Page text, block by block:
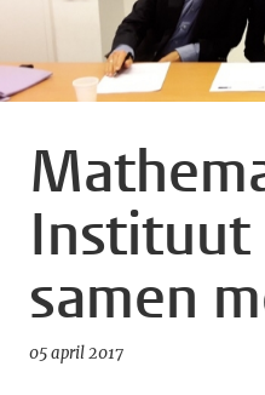
samen
05 april 2017